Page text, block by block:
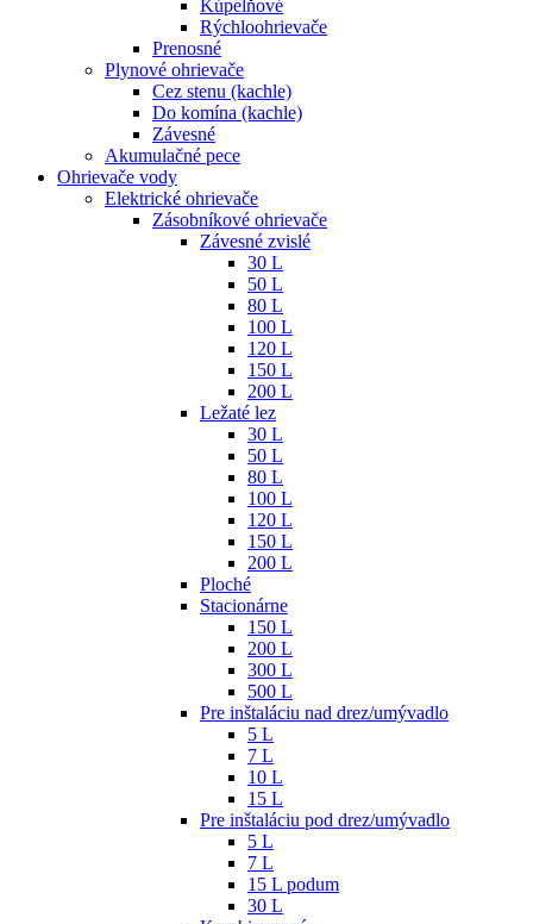
Kúpelňové
Rýchloohrievače
Prenosné
Plynové ohrievače
Cez stenu (kachle)
Do komína (kachle)
Závesné
Akumulačné pece
Ohrievače vody
Elektrické ohrievače
Zásobníkové ohrievače
Závesné zvislé
30 L
50 L
80 L
100 L
120 L
150 L
200 L
Ležaté lez
30 L
50 L
80 L
100 L
120 L
150 L
200 L
Ploché
Stacionárne
150 L
200 L
300 L
500 L
Pre inštaláciu nad drez/umývadlo
5 L
7 L
10 L
15 L
Pre inštaláciu pod drez/umývadlo
5 L
7 L
15 L podum
30 L